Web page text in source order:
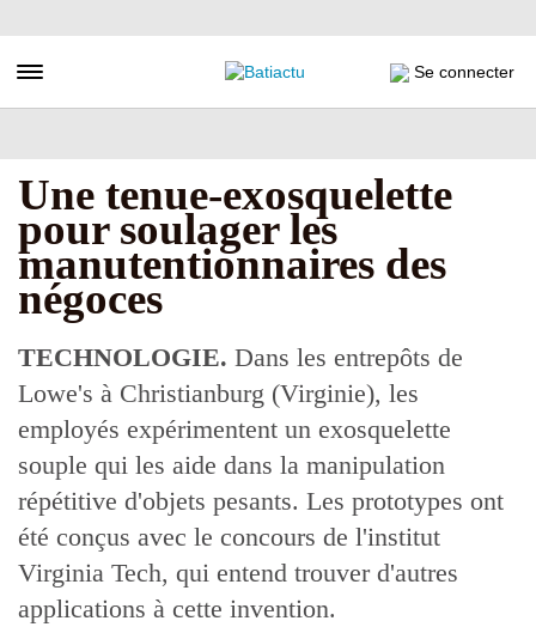
au
principal
Toggle navigation Se connecter
Une tenue-exosquelette
pour soulager les
manutentionnaires des
négoces
TECHNOLOGIE. Dans les entrepôts de
Lowe's à Christianburg (Virginie), les
employés expérimentent un exosquelette
souple qui les aide dans la manipulation
répétitive d'objets pesants. Les prototypes ont
été conçus avec le concours de l'institut
Virginia Tech, qui entend trouver d'autres
applications à cette invention.